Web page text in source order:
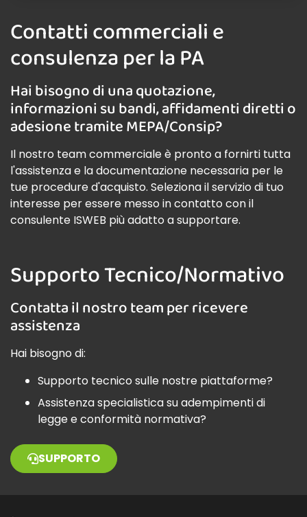
Contatti commerciali e
consulenza per la PA
Hai bisogno di una quotazione,
informazioni su bandi, affidamenti diretti o
adesione tramite MEPA/Consip?
Il nostro team commerciale è pronto a fornirti tutta
l'assistenza e la documentazione necessaria per le
tue procedure d'acquisto. Seleziona il servizio di tuo
interesse per essere messo in contatto con il
consulente ISWEB più adatto a supportare.
Supporto Tecnico/Normativo
Contatta il nostro team per ricevere
assistenza
Hai bisogno di:
Supporto tecnico sulle nostre piattaforme?
Assistenza specialistica su adempimenti di
legge e conformità normativa?
SUPPORTO